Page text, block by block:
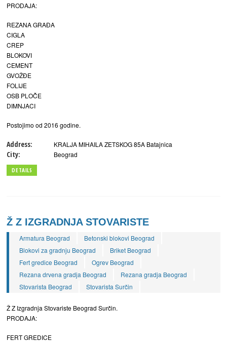
PRODAJA:
REZANA GRAĐA
CIGLA
CREP
BLOKOVI
CEMENT
GVOŽĐE
FOLIJE
OSB PLOČE
DIMNJACI
Postojimo od 2016 godine.
Address: KRALJA MIHAILA ZETSKOG 85A Batajnica
City: Beograd
DETAILS
Ž Z IZGRADNJA STOVARISTE
Armatura Beograd
Betonski blokovi Beograd
Blokovi za gradnju Beograd
Briket Beograd
Fert gredice Beograd
Ogrev Beograd
Rezana drvena gradja Beograd
Rezana gradja Beograd
Stovarista Beograd
Stovarista Surčin
Ž Z Izgradnja Stovariste Beograd Surčin.
PRODAJA:
FERT GREDICE